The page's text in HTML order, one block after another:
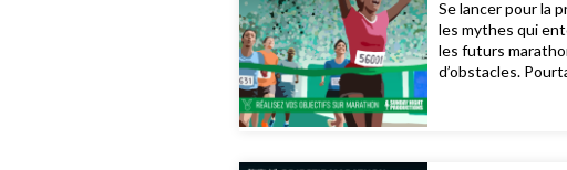
Se lancer pour la
les mythes qui
les futurs
d’obstacles.